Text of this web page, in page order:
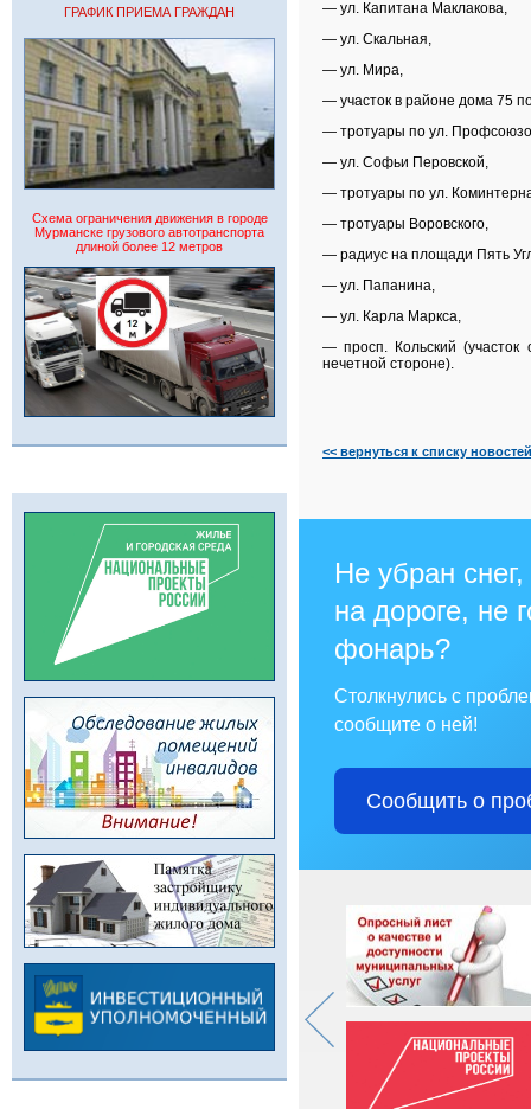
ГРАФИК ПРИЕМА ГРАЖДАН
Схема ограничения движения в городе
Мурманске грузового автотранспорта
длиной более 12 метров
— ул. Капитана Маклакова,
— ул. Скальная,
— ул. Мира,
— участок в районе дома 75
— тротуары по ул.
— ул. Софьи Перовской,
— тротуары по ул.
— тротуары Воровского,
— радиус на площади Пять
— ул. Папанина,
— ул. Карла Маркса,
— просп. Кольский
нечетной стороне).
<< вернуться к списку новостей
Не убран
на дороге, не
фонарь?
Столкнулись с
сообщите о ней!
Сообщить о